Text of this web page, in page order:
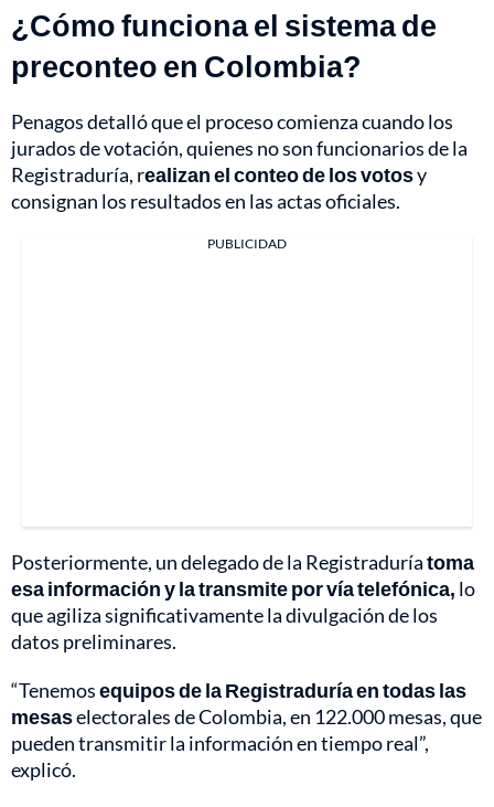
¿Cómo funciona el sistema de
preconteo en Colombia?
Penagos detalló que el proceso comienza cuando los
jurados de votación, quienes no son funcionarios de la
Registraduría, realizan el conteo de los votosy
consignan los resultados en las actas oficiales.
PUBLICIDAD
Posteriormente, un delegado de la Registraduríatoma
esa información y la transmite por vía telefónica, lo
que agiliza significativamente la divulgación de los
datos preliminares.
“Tenemosequipos de la Registraduría en todas las
mesaselectorales de Colombia, en 122.000 mesas, que
pueden transmitir la información en tiempo real”,
explicó.